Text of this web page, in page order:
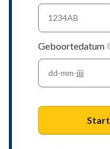
Geboortedatum